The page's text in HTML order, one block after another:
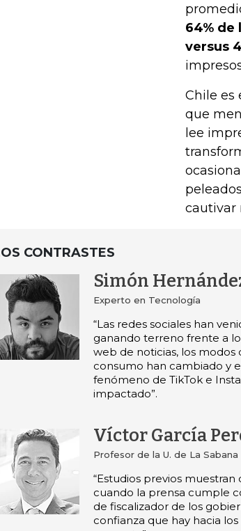
64% de
versus
Chile es
que
lee
cautivar
CONTRASTES
Simón
Experto en Tecnología
“Las redes sociales han
ganando terreno frente a
web de noticias, los modos
consumo han cambiado y
fenómeno de TikTok e
impactado”.
Víctor García
Profesor de la U. de La Sabana
“Estudios previos muestran
cuando la prensa cumple
de fiscalizador de los
confianza que hay hacia